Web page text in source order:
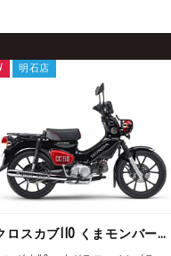
クロスカブ110 くまモンバージョン
明石店